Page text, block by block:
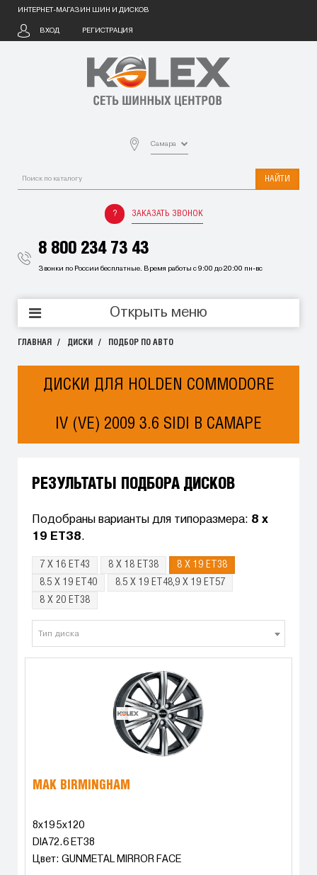
ИНТЕРНЕТ-МАГАЗИН ШИН И ДИСКОВ
ВХОД РЕГИСТРАЦИЯ
Самара
НАЙТИ
ЗАКАЗАТЬ ЗВОНОК
8 800 234 73 43
Звонки по России бесплатные. Время работы с 9:00 до 20:00 пн-вс
Открыть меню
ГЛАВНАЯ ДИСКИ ПОДБОР ПО АВТО
ДИСКИ ДЛЯ HOLDEN COMMODORE
IV (VE) 2009 3.6 SIDI В САМАРЕ
РЕЗУЛЬТАТЫ ПОДБОРА ДИСКОВ
Подобраны варианты для типоразмера: 8 x
19 ET38.
7 X 16 ET43 8 X 18 ET38
8 X 19 ET38
8.5 X 19 ET40
8.5 X 19 ET48,9 X 19 ET57
8 X 20 ET38
Тип диска
MAK BIRMINGHAM
8x19 5x120
DIA72.6 ET38
Цвет: GUNMETAL MIRROR FACE